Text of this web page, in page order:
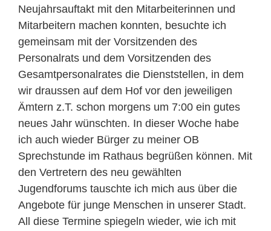
Neujahrsauftakt mit den Mitarbeiterinnen und
Mitarbeitern machen konnten, besuchte ich
gemeinsam mit der Vorsitzenden des
Personalrats und dem Vorsitzenden des
Gesamtpersonalrates die Dienststellen, in dem
wir draussen auf dem Hof vor den jeweiligen
Ämtern z.T. schon morgens um 7:00 ein gutes
neues Jahr wünschten. In dieser Woche habe
ich auch wieder Bürger zu meiner OB
Sprechstunde im Rathaus begrüßen können. Mit
den Vertretern des neu gewählten
Jugendforums tauschte ich mich aus über die
Angebote für junge Menschen in unserer Stadt.
All diese Termine spiegeln wieder, wie ich mit